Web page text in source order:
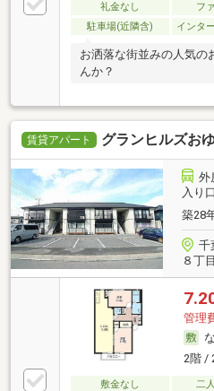
礼金なし フ
駐車場(近隣含)
インタ
お洒落な街並みの人気の
んか？
賃貸アパート グランヒルズお
外
入り
築28
千
８丁目
管理
2階 /
敷金なし 二